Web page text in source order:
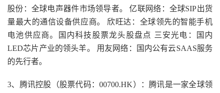
股份：全球电声器件市场领导者。 亿联网络：全球SIP出货
量最大的通信设备供应商。 欣旺达：全球领先的智能手机
电池供应商。国内科技股票龙头股盘点 三安光电：国内
LED芯片产业的领头羊。 用友网络：国内公有云SAAS服务
的先行者。
3、腾讯控股（股票代码：00700.HK）：腾讯是一家全球领